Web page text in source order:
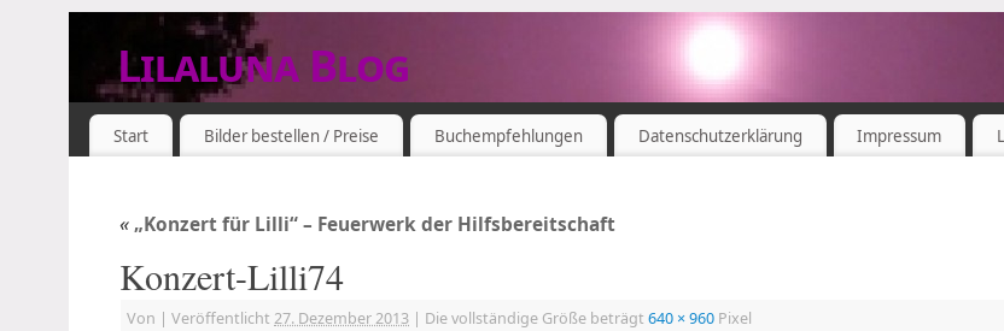
Lilaluna Blog
DAS JETZT IST SCHON VERGANGENHEIT
Start Bilder bestellen / Preise Buchempfehlungen Datenschutzerklärung Impressum
«„Konzert für Lilli“ – Feuerwerk der Hilfsbereitschaft
Konzert-Lilli74
Von | Veröffentlicht 27. Dezember 2013 | Die vollständige Größe beträgt 640 × 960 Pixel